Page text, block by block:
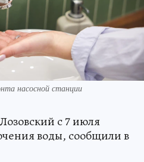
насосной станции
с 7 июля
воды, сообщили в